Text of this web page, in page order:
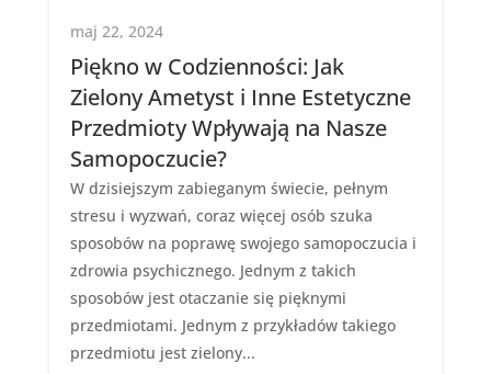
Piękno w Codzienności: Jak
Zielony Ametyst i Inne Estetyczne
Przedmioty Wpływają na Nasze
Samopoczucie?
maj 22, 2024
W dzisiejszym zabieganym świecie, pełnym
stresu i wyzwań, coraz więcej osób szuka
sposobów na poprawę swojego samopoczucia i
zdrowia psychicznego. Jednym z takich
sposobów jest otaczanie się pięknymi
przedmiotami. Jednym z przykładów takiego
przedmiotu jest zielony...